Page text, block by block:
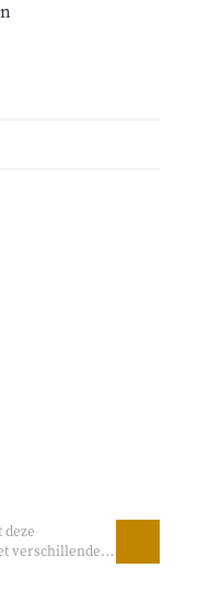
verschillende
is
en